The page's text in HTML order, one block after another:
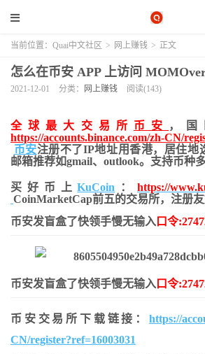
当前位置： Quai中文社区 > 网上赚钱 > 正文
怎么在币安 APP 上访问
2021-12-01 分类： 网上赚钱 阅读(143)
全球最大交易所 币安
，国
https://accounts.binance.com/zh-CN/
币安注册不了IP地址用香港，居住地
邮箱推荐如gmail、outlook。支持币种
买好币上KuCoin ：https://
CoinMarketCap前五的交易所，注册友
币安发盲盒了快领手慢无输入 口令
币安发盲盒了快领手慢无输入 口令
币安交易所下载链接： https://
CN/register?ref=16003031